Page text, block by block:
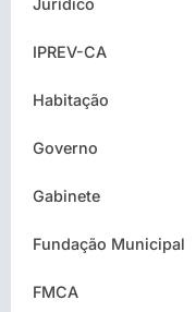
Jurídico
IPREV-CA
Habitação
Governo
Gabinete
Fundação Municipal
FMCA